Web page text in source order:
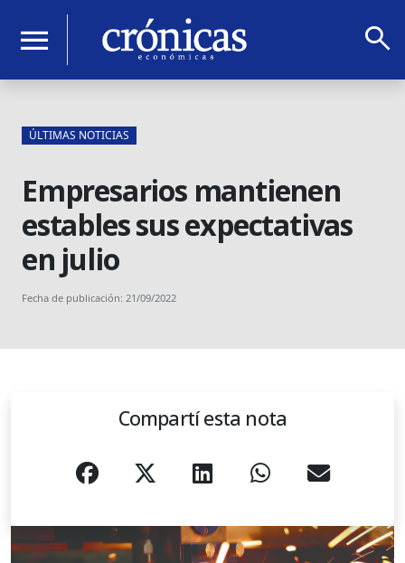
menu search
ÚLTIMAS NOTICIAS
Empresarios mantienen
estables sus expectativas
en julio
Fecha de publicación: 21/09/2022
Compartí esta nota